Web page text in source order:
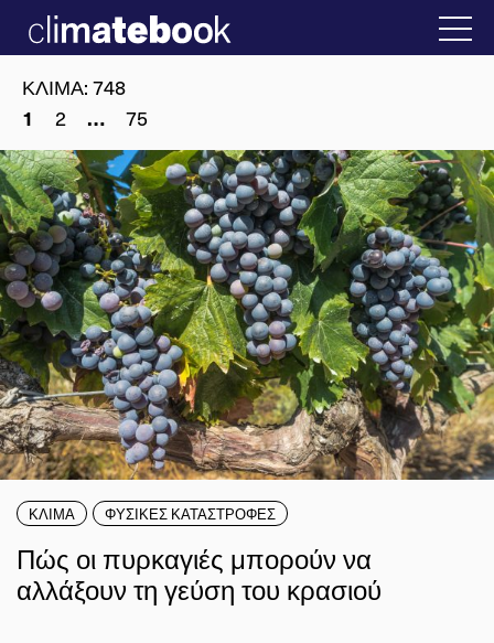
22 ΙΑΝ 2026 2025 Η άβολη αλήθεια
ΚΛΙΜΑ:748
1 2 … 75
ΚΛΙΜΑ ΦΥΣΙΚΕΣ ΚΑΤΑΣΤΡΟΦΕΣ
Πώς οι πυρκαγιές μπορούν να
αλλάξουν τη γεύση του κρασιού